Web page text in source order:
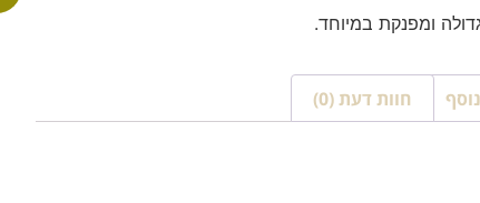
ומפנקת במיוחד.
חוות דעת (0)